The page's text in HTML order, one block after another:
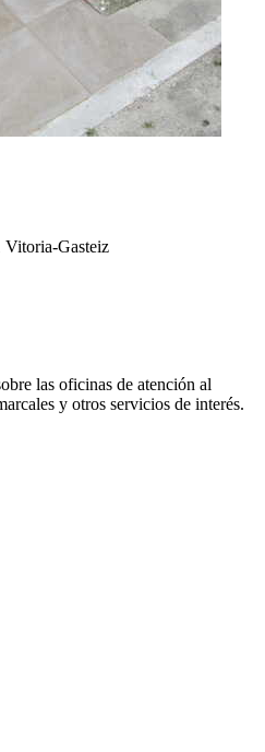
Vitoria-Gasteiz
las oficinas de atención al
y otros servicios de interés.